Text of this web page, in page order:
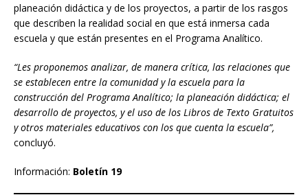
planeación didáctica y de los proyectos, a partir de los rasgos
que describen la realidad social en que está inmersa cada
escuela y que están presentes en el Programa Analítico.
“Les proponemos analizar, de manera crítica, las relaciones que
se establecen entre la comunidad y la escuela para la
construcción del Programa Analítico; la planeación didáctica; el
desarrollo de proyectos, y el uso de los Libros de Texto Gratuitos
y otros materiales educativos con los que cuenta la escuela”,
concluyó.
Información: Boletín 19